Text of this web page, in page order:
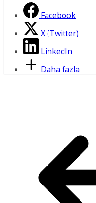
Facebook
X (Twitter)
LinkedIn
Daha fazla